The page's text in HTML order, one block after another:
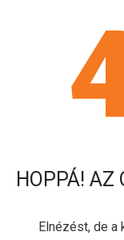
HOPPÁ!
Elnézést, de a